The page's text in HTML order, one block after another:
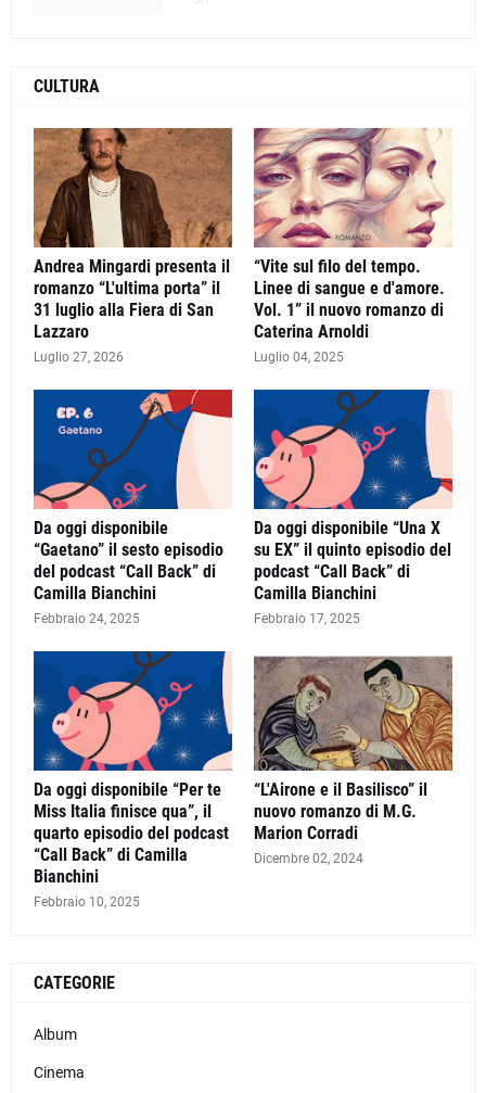
CULTURA
Andrea Mingardi presenta il
romanzo “L'ultima porta” il
31 luglio alla Fiera di San
Lazzaro
Luglio 27, 2026
“Vite sul filo del tempo.
Linee di sangue e d'amore.
Vol. 1” il nuovo romanzo di
Caterina Arnoldi
Luglio 04, 2025
Da oggi disponibile
“Gaetano” il sesto episodio
del podcast “Call Back” di
Camilla Bianchini
Febbraio 24, 2025
Da oggi disponibile “Una X
su EX” il quinto episodio del
podcast “Call Back” di
Camilla Bianchini
Febbraio 17, 2025
Da oggi disponibile “Per te
Miss Italia finisce qua”, il
quarto episodio del podcast
“Call Back” di Camilla
Bianchini
Febbraio 10, 2025
“L'Airone e il Basilisco” il
nuovo romanzo di M.G.
Marion Corradi
Dicembre 02, 2024
CATEGORIE
Album
Cinema